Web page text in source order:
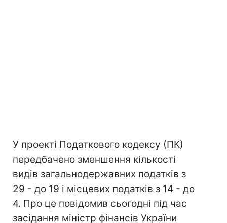
У проекті Податкового кодексу (ПК)
передбачено зменшення кількості
видів загальнодержавних податків з
29 - до 19 і місцевих податків з 14 - до
4. Про це повідомив сьогодні під час
засідання міністр фінансів України